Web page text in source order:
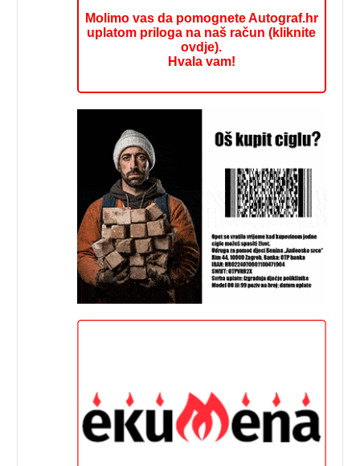
Molimo vas da pomognete Autograf.hr
uplatom priloga na naš račun (kliknite
ovdje).
Hvala vam!